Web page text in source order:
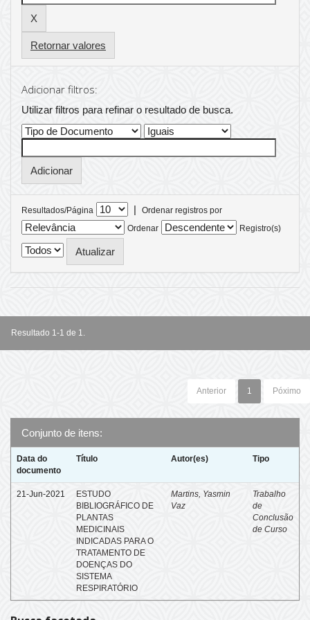
Retornar valores
Adicionar filtros:
Utilizar filtros para refinar o resultado de busca.
Resultados/Página |
Ordenar registros por
Ordenar
Registro(s)
Resultado 1-1 de 1.
Anterior 1 Póximo
Conjunto de itens:
Data do
documento
Título Autor(es) Tipo
21-Jun-2021
ESTUDO
BIBLIOGRÁFICO DE
PLANTAS
MEDICINAIS
INDICADAS PARA O
TRATAMENTO DE
DOENÇAS DO
SISTEMA
RESPIRATÓRIO
Martins, Yasmin
Vaz
Trabalho
de
Conclusão
de Curso